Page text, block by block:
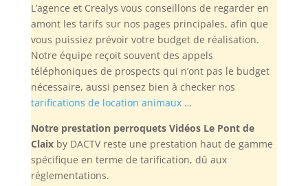
L’agence et Crealys vous conseillons de regarder en
amont les tarifs sur nos pages principales, afin que
vous puissiez prévoir votre budget de réalisation.
Notre équipe reçoit souvent des appels
téléphoniques de prospects qui n’ont pas le budget
nécessaire, aussi pensez bien à checker nos
tarifications de location animaux…
Notre prestation perroquets Vidéos Le Pont de
Claixby DACTV reste une prestation haut de gamme
spécifique en terme de tarification, dû aux
réglementations.